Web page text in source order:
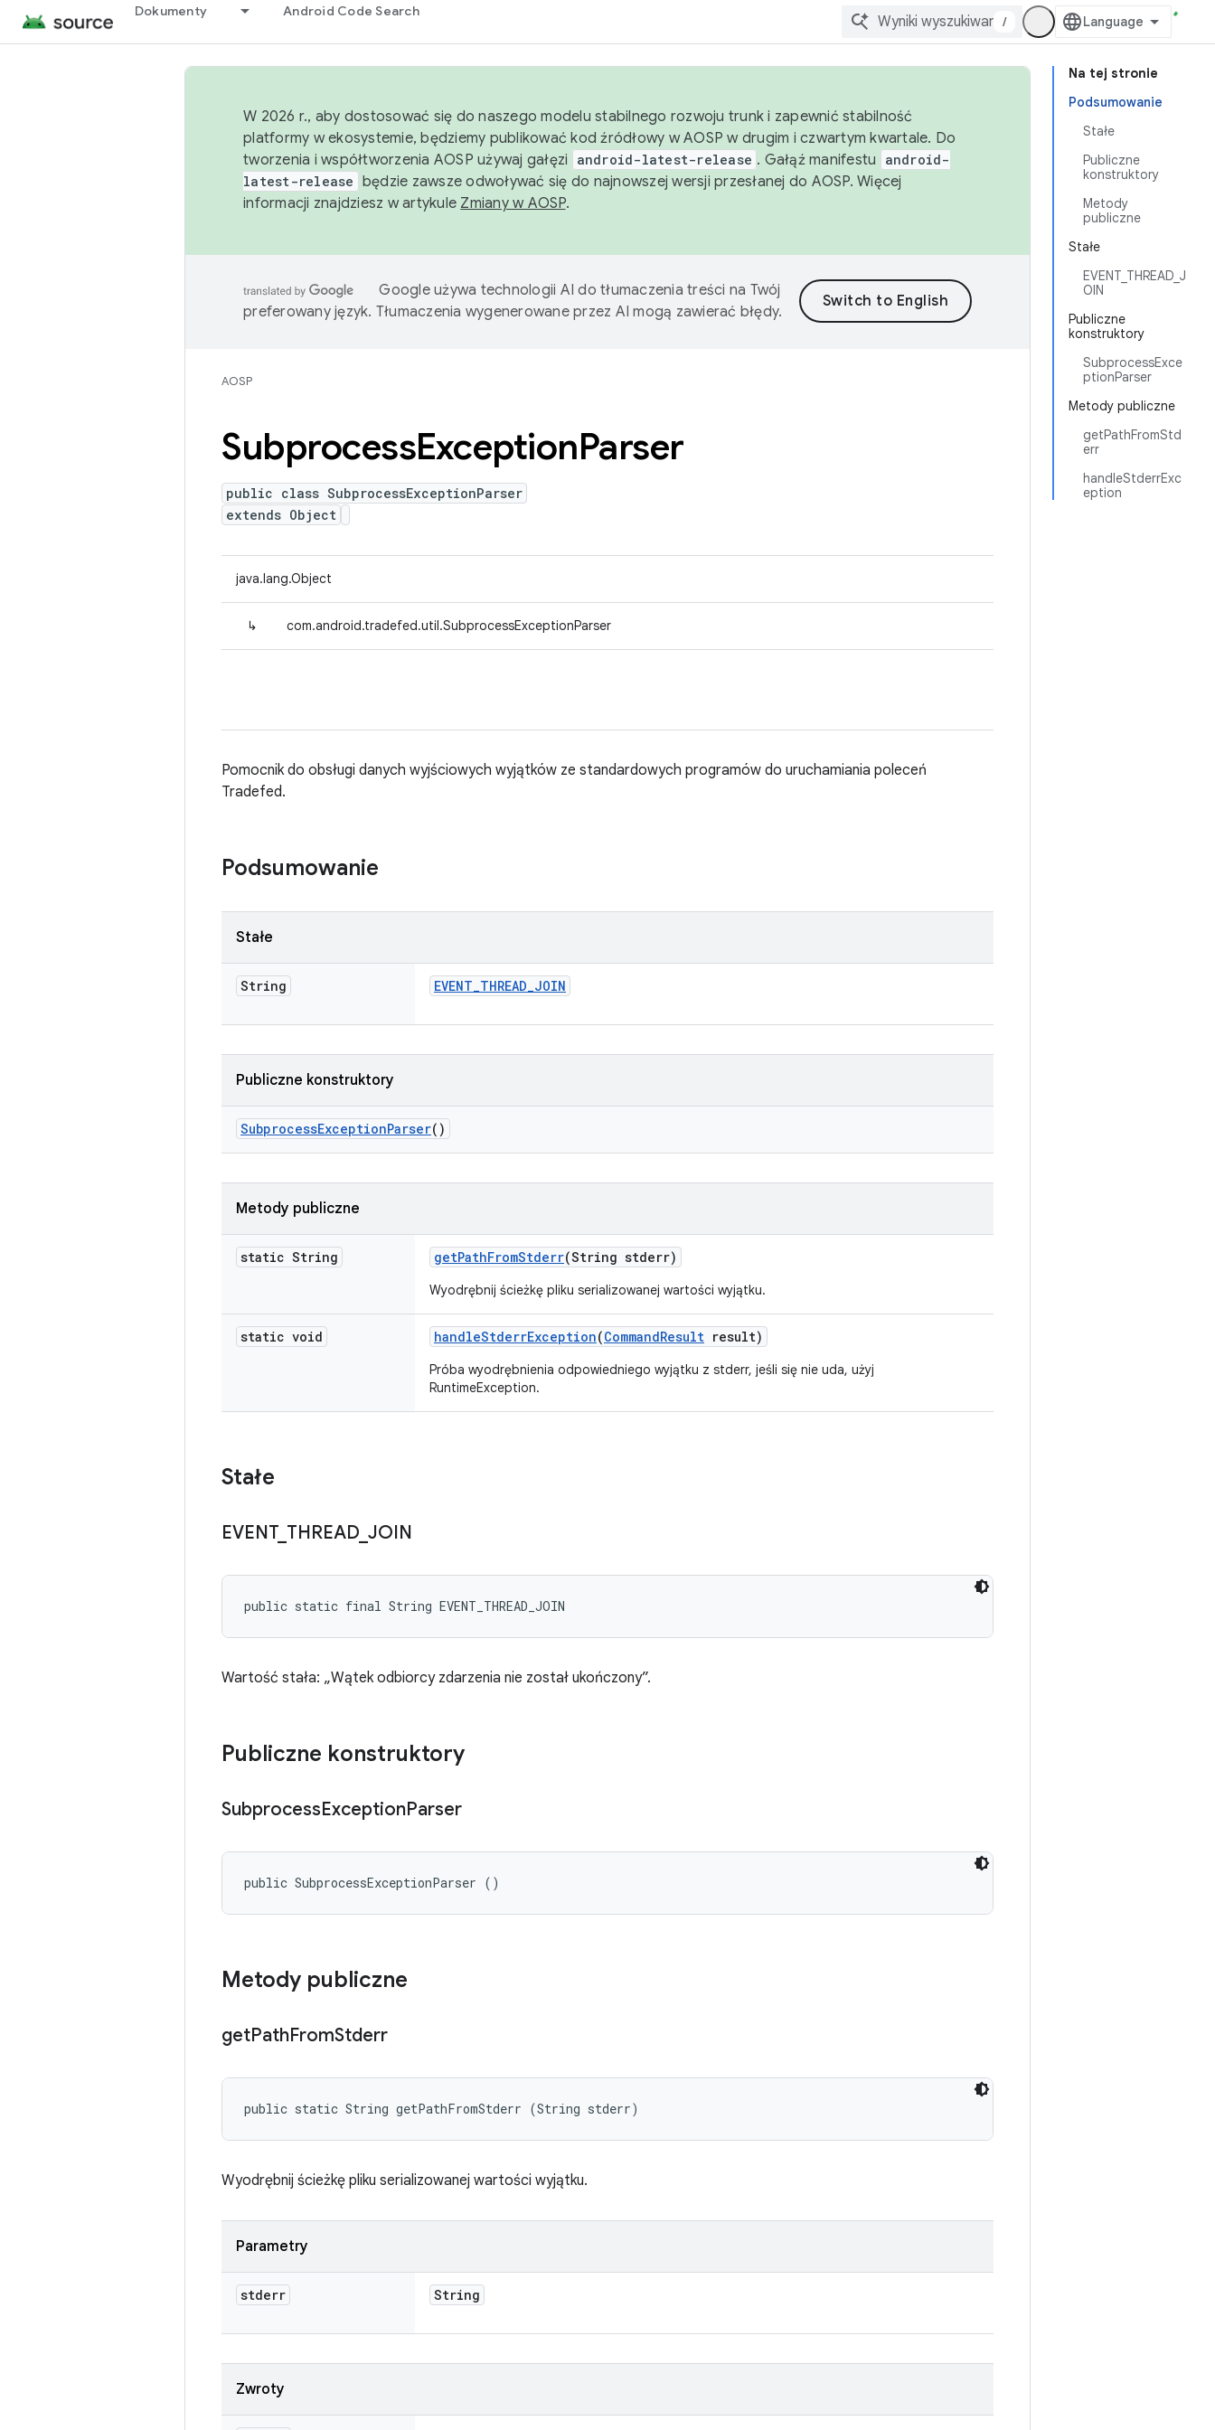
Dokumenty Android Code Search
/
Na tej stronie
Podsumowanie
Stałe
Publiczne
konstruktory
Metody
publiczne
Stałe
EVENT_THREAD_J
OIN
Publiczne
konstruktory
SubprocessExce
ptionParser
Metody publiczne
getPathFromStd
err
handleStderrExc
eption
W 2026 r., aby dostosować się do naszego modelu stabilnego rozwoju trunk i zapewnić stabilność
platformy w ekosystemie, będziemy publikować kod źródłowy w AOSP w drugim i czwartym kwartale. Do
tworzenia i współtworzenia AOSP używaj gałęzi
android-latest-release . Gałąź manifestu
android-
latest-release będzie zawsze odwoływać się do najnowszej wersji przesłanej do AOSP. Więcej
informacji znajdziesz w artykule Zmiany w AOSP.
Google używa technologii AI do tłumaczenia treści na Twój
preferowany język. Tłumaczenia wygenerowane przez AI mogą zawierać błędy.
AOSP
SubprocessExceptionParser
public class SubprocessExceptionParser
extends Object
java.lang.Object
↳ com.android.tradefed.util.SubprocessExceptionParser
Pomocnik do obsługi danych wyjściowych wyjątków ze standardowych programów do uruchamiania poleceń
Tradefed.
Podsumowanie
Stałe
String EVENT_THREAD_JOIN
Publiczne konstruktory
SubprocessExceptionParser()
Metody publiczne
static String getPathFromStderr(String stderr)
Wyodrębnij ścieżkę pliku serializowanej wartości wyjątku.
static void handleStderrException(CommandResult result)
Próba wyodrębnienia odpowiedniego wyjątku z stderr, jeśli się nie uda, użyj
RuntimeException.
Stałe
EVENT_ THREAD JOIN
public static final String EVENT_THREAD_JOIN
Wartość stała: „Wątek odbiorcy zdarzenia nie został ukończony”.
Publiczne konstruktory
SubprocessExceptionParser
public SubprocessExceptionParser ()
Metody publiczne
getPathFromStderr
public static String getPathFromStderr (String stderr)
Wyodrębnij ścieżkę pliku serializowanej wartości wyjątku.
Parametry
stderr String
Zwroty